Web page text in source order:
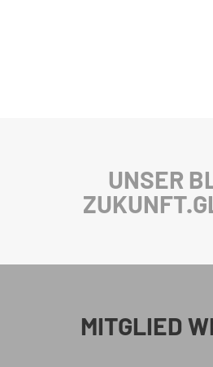
UNSER
MITGLIED